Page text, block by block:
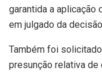
garantida a aplicação
em julgado da
Também foi
presunção relativa de